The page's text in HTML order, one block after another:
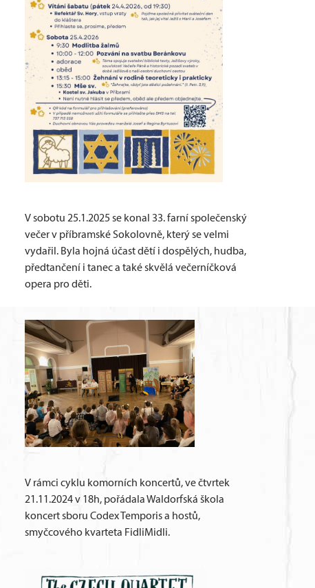
V sobotu 25.1.2025 se konal 33. farní společenský
večer v příbramské Sokolovně, který se velmi
vydařil. Byla hojná účast dětí i dospělých, hudba,
předtančení i tanec a také skvělá večerníčková
opera pro děti.
V rámci cyklu komorních koncertů, ve čtvrtek
21.11.2024 v 18h, pořádala Waldorfská škola
koncert sboru Codex Temporis a hostů,
smyčcového kvarteta FidliMidli.